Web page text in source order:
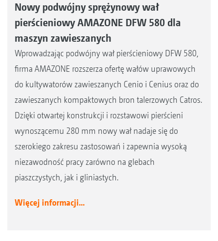
Nowy podwójny sprężynowy wał
pierścieniowy AMAZONE DFW 580 dla
maszyn zawieszanych
Wprowadzając podwójny wał pierścieniowy DFW 580,
firma AMAZONE rozszerza ofertę wałów uprawowych
do kultywatorów zawieszanych Cenio i Cenius oraz do
zawieszanych kompaktowych bron talerzowych Catros.
Dzięki otwartej konstrukcji i rozstawowi pierścieni
wynoszącemu 280 mm nowy wał nadaje się do
szerokiego zakresu zastosowań i zapewnia wysoką
niezawodność pracy zarówno na glebach
piaszczystych, jak i gliniastych.
Więcej informacji...